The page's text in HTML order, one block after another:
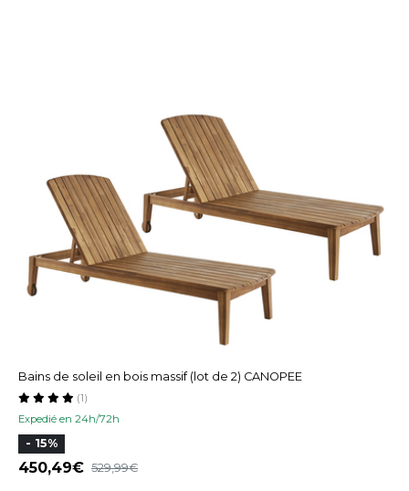
Bains de soleil en bois massif (lot de 2) CANOPEE
Expedié en 24h/72h
(1)
- 15%
450,49 529,99